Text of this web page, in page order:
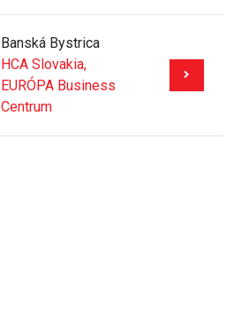
Banská Bystrica
HCA Slovakia,
EURÓPA Business
Centrum